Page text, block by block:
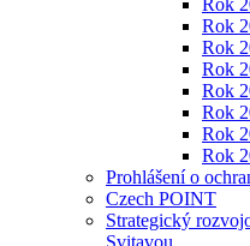
Rok
Rok
Rok
Rok
Rok
Rok
Rok
Rok
Prohlášení o
Czech POINT
Strategický
Svitavou